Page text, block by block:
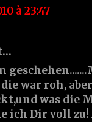
à 23:47
war roh, aber
was die
ich Dir voll zu!